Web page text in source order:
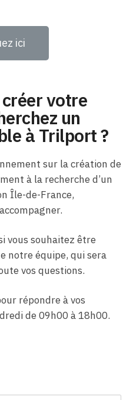
ici
votre
un
à Trilport ?
sur la création de
à la recherche d’un
Île-de-France,
vous souhaitez être
notre équipe, qui sera
vos questions.
répondre à vos
de 09h00 à 18h00.